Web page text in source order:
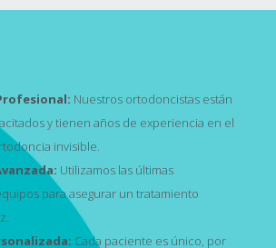
Nuestros ortodoncistas están
y tienen años de experiencia en el
invisible.
Utilizamos las últimas
para asegurar un tratamiento
Cada paciente es único, por